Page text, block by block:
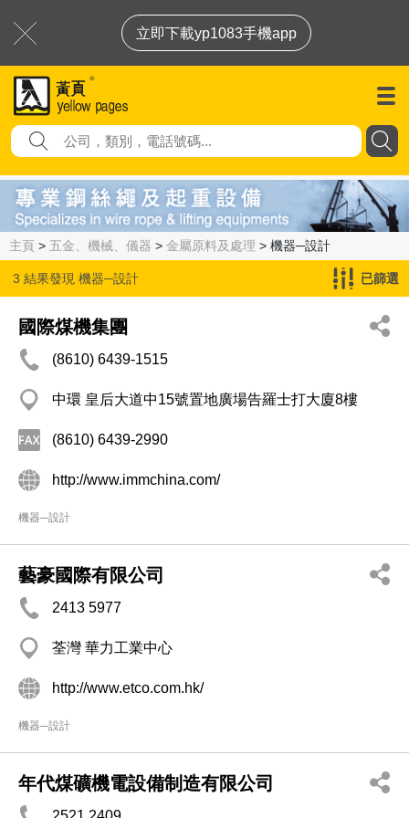
立即下載yp1083手機app
主頁 > 五金、機械、儀器 > 金屬原料及處理 > 機器─設計
3 結果發現 機器─設計 已篩選
國際煤機集團
(8610) 6439-1515
中環 皇后大道中15號置地廣場告羅士打大廈8樓
(8610) 6439-2990
http://www.immchina.com/
機器─設計
藝豪國際有限公司
2413 5977
荃灣 華力工業中心
http://www.etco.com.hk/
機器─設計
年代煤礦機電設備制造有限公司